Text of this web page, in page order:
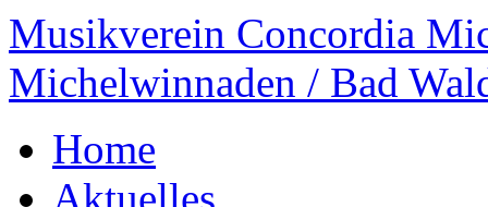
Musikverein Concordia
Michelwinnaden / Bad
Home